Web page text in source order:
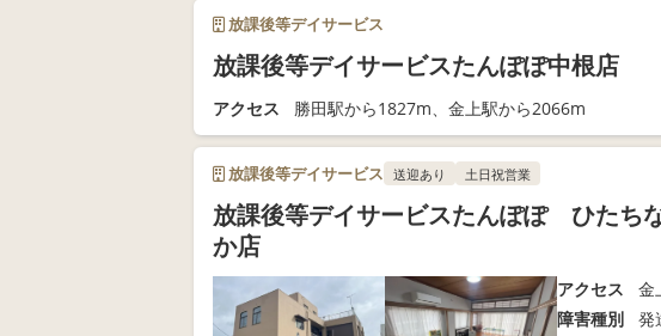
放課後等デイサービス
放課後等デイサービスたんぽぽ中根店
アクセス 勝田駅から1827m、金上駅から2066m
放課後等デイサービス 送迎あり 土日祝営業
放課後等デイサービスたんぽぽ ひたち
か店
アクセス
金
障害種別
発